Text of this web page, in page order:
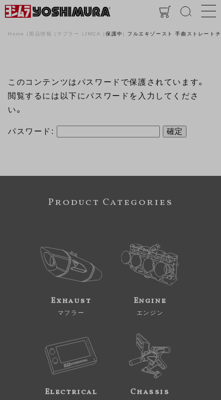
Home 製品情報 マフラー JMCA 保護中: フルエキゾースト 手曲ストレート
このコンテンツはパスワードで保護されています。
閲覧するには以下にパスワードを入力してくださ
い。
パスワード:
Product Categories
Exhaust
マフラー
Engine
エンジン
Electrical Chassis